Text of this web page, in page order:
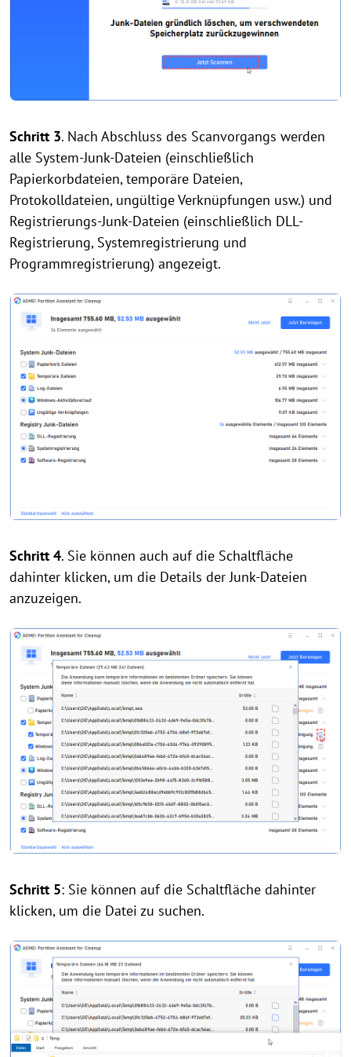
Schritt 3. Nach Abschluss des Scanvorgangs werden
alle System-Junk-Dateien (einschließlich
Papierkorbdateien, temporäre Dateien,
Protokolldateien, ungültige Verknüpfungen usw.) und
Registrierungs-Junk-Dateien (einschließlich DLL-
Registrierung, Systemregistrierung und
Programmregistrierung) angezeigt.
Schritt 4. Sie können auch auf die Schaltfläche
dahinter klicken, um die Details der Junk-Dateien
anzuzeigen.
Schritt 5: Sie können auf die Schaltfläche dahinter
klicken, um die Datei zu suchen.